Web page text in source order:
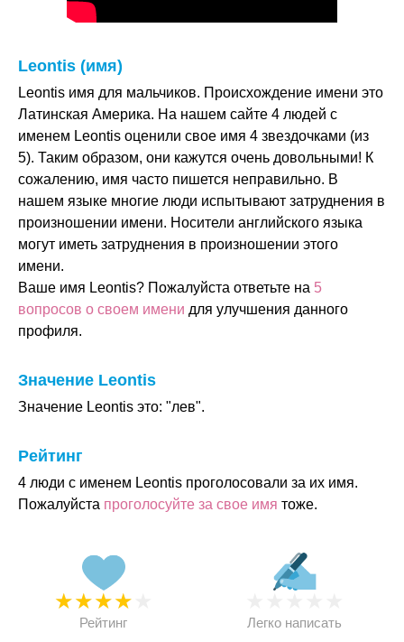
Leontis (имя)
Leontis имя для мальчиков. Происхождение имени это
Латинская Америка. На нашем сайте 4 людей с
именем Leontis оценили свое имя 4 звездочками (из
5). Таким образом, они кажутся очень довольными! К
сожалению, имя часто пишется неправильно. В
нашем языке многие люди испытывают затруднения в
произношении имени. Носители английского языка
могут иметь затруднения в произношении этого
имени.
Ваше имя Leontis? Пожалуйста ответьте на 5
вопросов о своем имени для улучшения данного
профиля.
Значение Leontis
Значение Leontis это: "лев".
Рейтинг
4 люди с именем Leontis проголосовали за их имя.
Пожалуйста проголосуйте за свое имя тоже.
★★★★
Рейтинг Легко написать